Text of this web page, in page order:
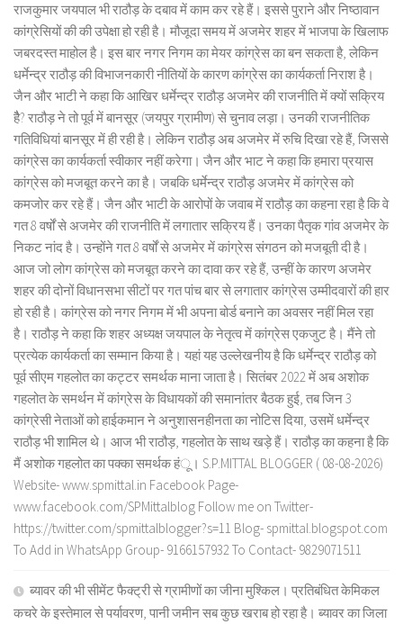
राजकुमार जयपाल भी राठौड़ के दबाव में काम कर रहे हैं। इससे पुराने और निष्ठावान
कांग्रेसियों की की उपेक्षा हो रही है। मौजूदा समय में अजमेर शहर में भाजपा के खिलाफ
जबरदस्त माहोल है। इस बार नगर निगम का मेयर कांग्रेस का बन सकता है, लेकिन
धर्मेन्द्र राठौड़ की विभाजनकारी नीतियों के कारण कांग्रेस का कार्यकर्ता निराश है।
जैन और भाटी ने कहा कि आखिर धर्मेन्द्र राठौड़ अजमेर की राजनीति में क्यों सक्रिय
हैै? राठौड़ ने तो पूर्व में बानसूर (जयपुर ग्रामीण) से चुनाव लड़ा। उनकी राजनीतिक
गतिविधियां बानसूर में ही रही है। लेकिन राठौड़ अब अजमेर में रुचि दिखा रहे हैं, जिससे
कांग्रेस का कार्यकर्ता स्वीकार नहीं करेगा। जैन और भाट ने कहा कि हमारा प्रयास
कांग्रेस को मजबूत करने का है। जबकि धर्मेन्द्र राठौड़ अजमेर में कांग्रेस को
कमजोर कर रहे हैं। जैन और भाटी के आरोपों के जवाब में राठौड़ का कहना रहा है कि वे
गत 8 वर्षों से अजमेर की राजनीति में लगातार सक्रिय हैं। उनका पैतृक गांव अजमेर के
निकट नांद है। उन्होंने गत 8 वर्षों से अजमेर में कांग्रेस संगठन को मजबूती दी है।
आज जो लोग कांग्रेस को मजबूत करने का दावा कर रहे हैं, उन्हीं के कारण अजमेर
शहर की दोनों विधानसभा सीटों पर गत पांच बार से लगातार कांग्रेस उम्मीदवारों की हार
हो रही है। कांग्रेस को नगर निगम में भी अपना बोर्ड बनाने का अवसर नहीं मिल रहा
है। राठौड़ ने कहा कि शहर अध्यक्ष जयपाल के नेतृत्व में कांग्रेस एकजुट है। मैंने तो
प्रत्येक कार्यकर्ता का सम्मान किया है। यहां यह उल्लेखनीय है कि धर्मेन्द्र राठौड़ को
पूर्व सीएम गहलोत का कट्टर समर्थक माना जाता है। सितंबर 2022 में अब अशोक
गहलोत के समर्थन में कांग्रेस के विधायकों की समानांतर बैठक हुई, तब जिन 3
कांग्रेसी नेताओं को हाईकमान ने अनुशासनहीनता का नोटिस दिया, उसमें धर्मेन्द्र
राठौड़ भी शामिल थे। आज भी राठौड़, गहलोत के साथ खड़े हैं। राठौड़ का कहना है कि
मैं अशोक गहलोत का पक्का समर्थक हंू। S.P.MITTAL BLOGGER ( 08-08-2026)
Website- www.spmittal.in Facebook Page-
www.facebook.com/SPMittalblog Follow me on Twitter-
https://twitter.com/spmittalblogger?s=11 Blog- spmittal.blogspot.com
To Add in WhatsApp Group- 9166157932 To Contact- 9829071511
ब्यावर की भी सीमेंट फैक्ट्री से ग्रामीणों का जीना मुश्किल। प्रतिबंधित केमिकल
कचरे के इस्तेमाल से पर्यावरण, पानी जमीन सब कुछ खराब हो रहा है। ब्यावर का जिला